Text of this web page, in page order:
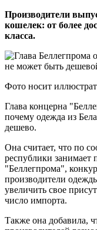
Производители
кошелек: от более
класса.
Фото носит
Глава концерна
почему одежда из
дешево.
Она считает, что по
республики занимает
"Беллегпрома",
производители
увеличить свое
число импорта.
Также она добавила,